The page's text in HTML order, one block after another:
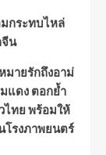
กระทบไหล่
จีน
มายรักถึงอาม่
แดง ตอกย้ำ
ไทย พร้อมให้
โรงภาพยนตร์